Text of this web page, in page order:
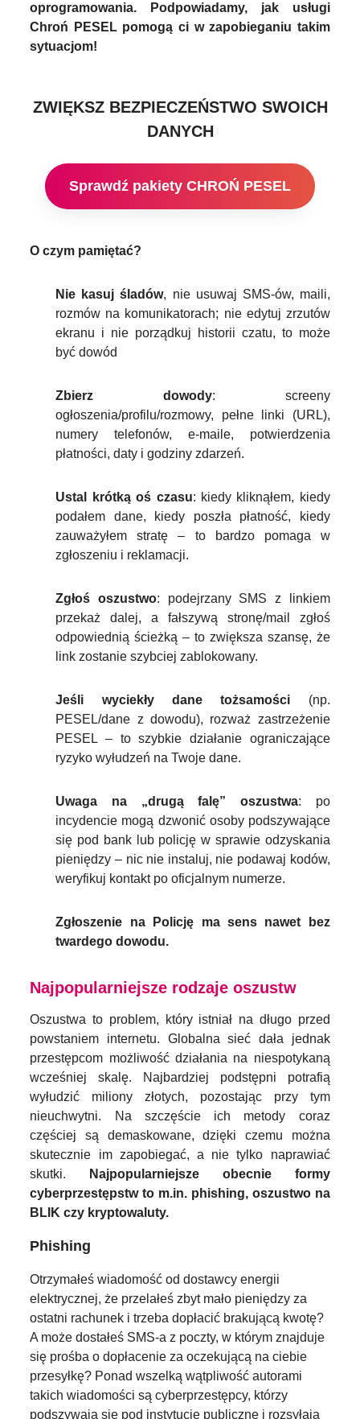
oprogramowania. Podpowiadamy, jak usługi
Chroń PESEL pomogą ci w zapobieganiu takim
sytuacjom!
ZWIĘKSZ BEZPIECZEŃSTWO SWOICH
DANYCH
Sprawdź pakiety CHROŃ PESEL
O czym pamiętać?
Nie kasuj śladów, nie usuwaj SMS-ów, maili,
rozmów na komunikatorach; nie edytuj zrzutów
ekranu i nie porządkuj historii czatu, to może
być dowód
Zbierz dowody: screeny
ogłoszenia/profilu/rozmowy, pełne linki (URL),
numery telefonów, e-maile, potwierdzenia
płatności, daty i godziny zdarzeń.
Ustal krótką oś czasu: kiedy kliknąłem, kiedy
podałem dane, kiedy poszła płatność, kiedy
zauważyłem stratę – to bardzo pomaga w
zgłoszeniu i reklamacji.
Zgłoś oszustwo: podejrzany SMS z linkiem
przekaż dalej, a fałszywą stronę/mail zgłoś
odpowiednią ścieżką – to zwiększa szansę, że
link zostanie szybciej zablokowany.
Jeśli wyciekły dane tożsamości (np.
PESEL/dane z dowodu), rozważ zastrzeżenie
PESEL – to szybkie działanie ograniczające
ryzyko wyłudzeń na Twoje dane.
Uwaga na „drugą falę” oszustwa: po
incydencie mogą dzwonić osoby podszywające
się pod bank lub policję w sprawie odzyskania
pieniędzy – nic nie instaluj, nie podawaj kodów,
weryfikuj kontakt po oficjalnym numerze.
Zgłoszenie na Policję ma sens nawet bez
twardego dowodu.
Najpopularniejsze rodzaje oszustw
Oszustwa to problem, który istniał na długo przed
powstaniem internetu. Globalna sieć dała jednak
przestępcom możliwość działania na niespotykaną
wcześniej skalę. Najbardziej podstępni potrafią
wyłudzić miliony złotych, pozostając przy tym
nieuchwytni. Na szczęście ich metody coraz
częściej są demaskowane, dzięki czemu można
skutecznie im zapobiegać, a nie tylko naprawiać
skutki.
Najpopularniejsze obecnie formy
cyberprzestępstw to m.in. phishing, oszustwo na
BLIK czy kryptowaluty.
Phishing
Otrzymałeś wiadomość od dostawcy energii
elektrycznej, że przelałeś zbyt mało pieniędzy za
ostatni rachunek i trzeba dopłacić brakującą kwotę?
A może dostałeś SMS-a z poczty, w którym znajduje
się prośba o dopłacenie za oczekującą na ciebie
przesyłkę? Ponad wszelką wątpliwość autorami
takich wiadomości są cyberprzestępcy, którzy
podszywają się pod instytucje publiczne i rozsyłają